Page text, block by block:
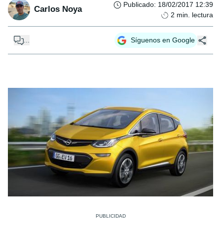
Carlos Noya Publicado: 18/02/2017 12:39
2 min. lectura
... Síguenos en Google